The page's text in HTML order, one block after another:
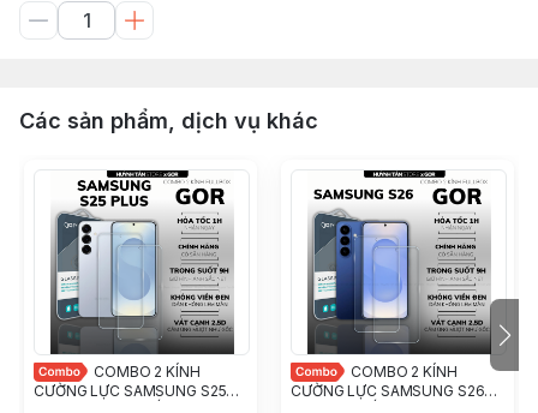
Các sản phẩm, dịch vụ khác
COMBO 2 KÍNH
CƯỜNG LỰC SAMSUNG S25
COMBO 2 KÍNH
CƯỜNG LỰC SAMSUNG S26